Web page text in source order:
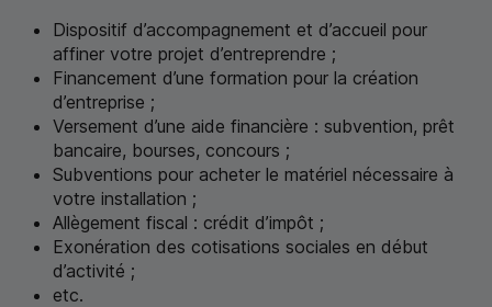
Dispositif d’accompagnement et d’accueil pour
affiner votre projet d’entreprendre ;
Financement d’une formation pour la création
d’entreprise ;
Versement d’une aide financière : subvention, prêt
bancaire, bourses, concours ;
Subventions pour acheter le matériel nécessaire à
votre installation ;
Allègement fiscal : crédit d’impôt ;
Exonération des cotisations sociales en début
d’activité ;
etc.